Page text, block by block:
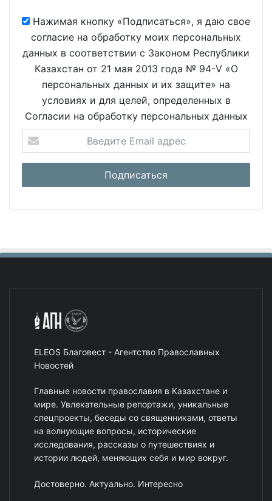
Нажимая кнопку «Подписаться», я даю свое
согласие на обработку моих персональных
данных в соответствии с Законом Республики
Казахстан от 21 мая 2013 года № 94-V «О
персональных данных и их защите» на
условиях и для целей, определенных в
Согласии на обработку персональных данных
ELEOS Благовест - Агентство Православных
Новостей
Главные новости православия в Казахстане и
мире. Увлекательные репортажи, уникальные
спецпроекты, беседы со священниками, ответы
на волнующие вопросы, исторические
исследования, рассказы о путешествиях и
истории людей, меняющих себя и мир вокруг.
Достоверно. Актуально. Интересно